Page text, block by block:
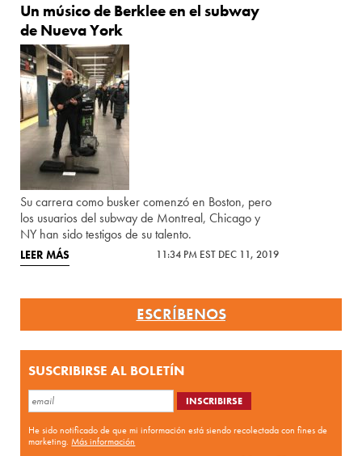
Un músico de Berklee en el subway
de Nueva York
Su carrera como busker comenzó en Boston, pero
los usuarios del subway de Montreal, Chicago y
NY han sido testigos de su talento.
LEER MÁS 11:34 PM EST DEC 11, 2019
ESCRÍBENOS
SUSCRIBIRSE AL BOLETÍN
He sido notificado de que mi información está siendo recolectada con fines de
marketing.Más información